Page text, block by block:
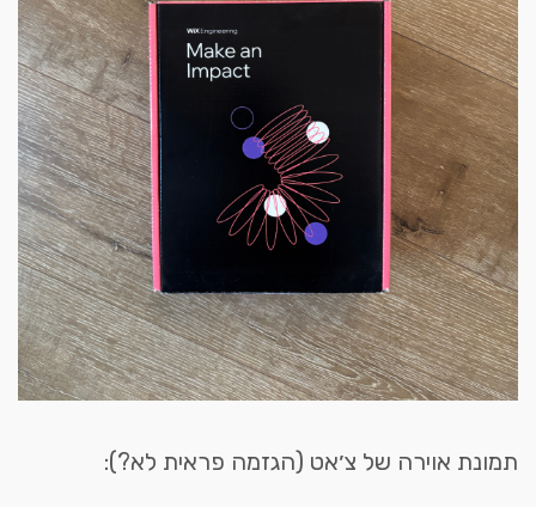
תמונת אוירה של צ׳אט (הגזמה פראית לא?):